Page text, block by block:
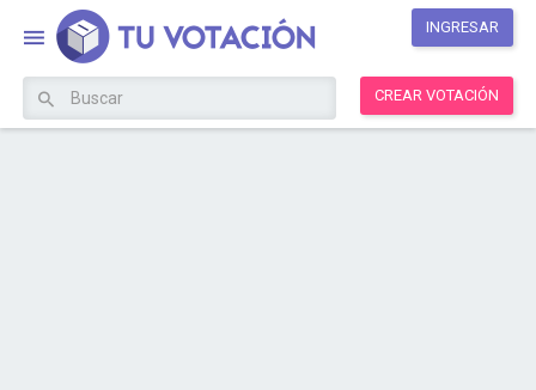
INGRESAR
CREAR VOTACIÓN